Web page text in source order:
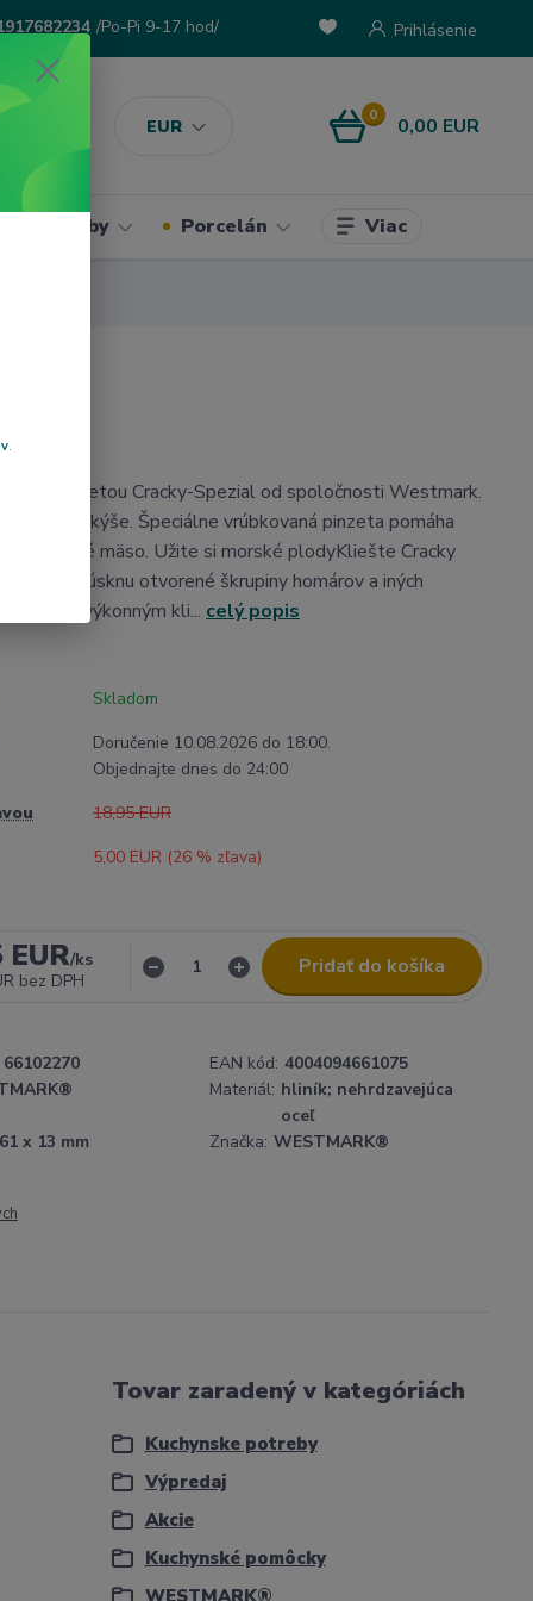
EUR
Prihlásenie
/Po-Pi 9-17 hod/
0 0,00 EUR
potreby Porcelán Viac
s pinzetou Cracky-Spezial od spoločnosti Westmark.
a iné mäkkýše. Špeciálne vrúbkovaná pinzeta pomáha
dostupné mäso. Užite si morské plodyKliešte Cracky
rozlúsknu otvorené škrupiny homárov a iných
svojim výkonným kli... celý popis
Skladom
Doručenie 10.08.2026 do 18:00.
Objednajte dnes do 24:00
18,95 EUR
5,00 EUR (26 % zľava)
EUR/ks
bez DPH
Pridať do košíka
66102270 EAN kód: 4004094661075
Materiál: hliník; nehrdzavejúca
oceľ
x 13 mm Značka: WESTMARK®
Tovar zaradený v kategóriách
Kuchynske potreby
Výpredaj
Akcie
Kuchynské pomôcky
WESTMARK®
.